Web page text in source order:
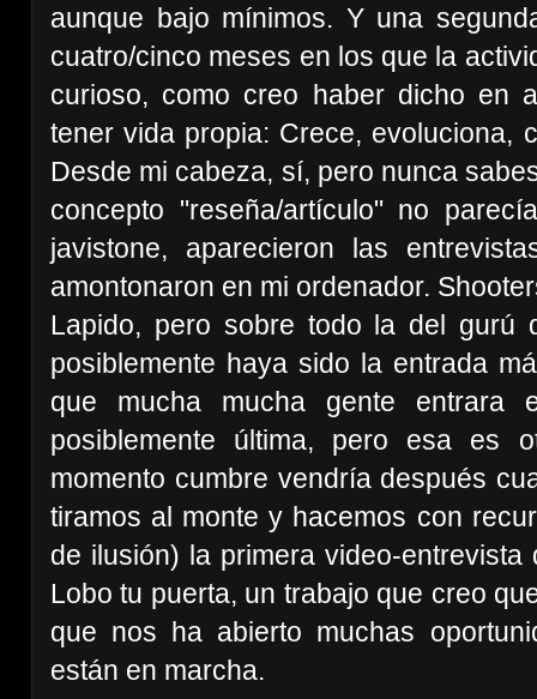
aunque bajo mínimos. Y una
cuatro/cinco meses en los que la
curioso, como creo haber dicho en
tener vida propia: Crece, evoluciona,
Desde mi cabeza, sí, pero nunca
concepto "reseña/artículo" no
javistone, aparecieron las
amontonaron en mi ordenador.
Lapido, pero sobre todo la del gurú
posiblemente haya sido la entrada
que mucha mucha gente
posiblemente última, pero esa es
momento cumbre vendría después
tiramos al monte y hacemos con
de ilusión) la primera video-
Lobo tu puerta, un trabajo que creo
que nos ha abierto muchas
están en marcha.